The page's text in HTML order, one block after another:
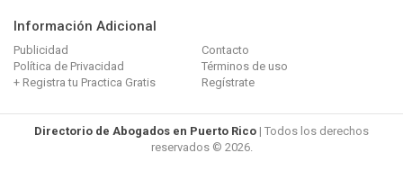
Información Adicional
Publicidad
Contacto
Política de Privacidad
Términos de uso
+ Registra tu Practica Gratis
Regístrate
Directorio de Abogados en Puerto Rico | Todos los derechos
reservados © 2026.